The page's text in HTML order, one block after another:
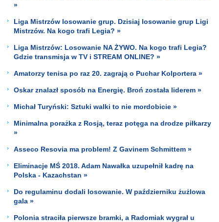
»
Liga Mistrzów losowanie grup. Dzisiaj losowanie grup Ligi
Mistrzów. Na kogo trafi Legia? »
Liga Mistrzów: Losowanie NA ŻYWO. Na kogo trafi Legia?
Gdzie transmisja w TV i STREAM ONLINE? »
Amatorzy tenisa po raz 20. zagrają o Puchar Kolportera »
Oskar znalazł sposób na Energię. Broń została liderem »
Michał Turyński: Sztuki walki to nie mordobicie »
Minimalna porażka z Rosją, teraz potęga na drodze piłkarzy
»
Asseco Resovia ma problem! Z Gavinem Schmittem »
Eliminacje MŚ 2018. Adam Nawałka uzupełnił kadrę na
Polska - Kazachstan »
Do regulaminu dodali losowanie. W październiku żużlowa
gala »
Polonia straciła pierwsze bramki, a Radomiak wygrał u